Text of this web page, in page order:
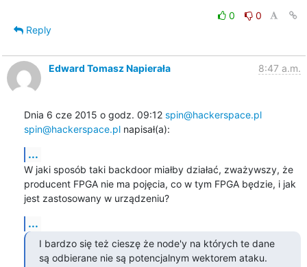
0
0
Reply
Edward Tomasz Napierała 8:47 a.m.
Dnia 6 cze 2015 o godz. 09:12 spin@hackerspace.pl
spin@hackerspace.pl napisał(a):
...
W jaki sposób taki backdoor miałby działać, zważywszy, że
producent FPGA nie ma pojęcia, co w tym FPGA będzie, i jak
jest zastosowany w urządzeniu?
...
I bardzo się też cieszę że node'y na których te dane
są odbierane nie są potencjalnym wektorem ataku.